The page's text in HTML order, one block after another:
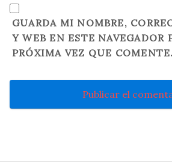
GUARDA MI NOMBRE,
Y WEB EN ESTE NAVEGADOR
PRÓXIMA VEZ QUE COMENTE.